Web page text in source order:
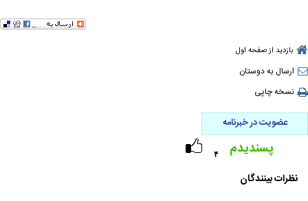
بازدید از صفحه اول
ارسال به دوستان
نسخه چاپی
عضویت در خبرنامه
۴ پسندیدم
نظرات بینندگان